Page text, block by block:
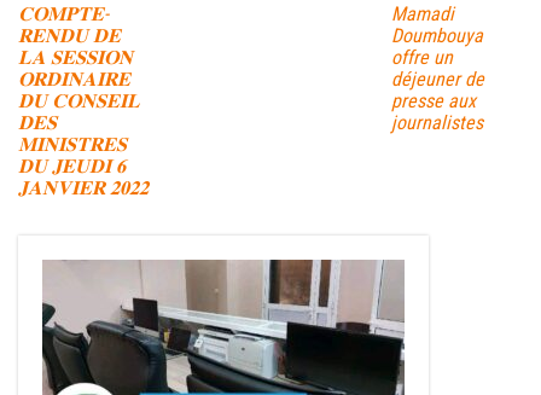
𝐂𝐎𝐌𝐏𝐓𝐄-
𝐑𝐄𝐍𝐃𝐔 𝐃𝐄
𝐋𝐀 𝐒𝐄𝐒𝐒𝐈𝐎𝐍
𝐎𝐑𝐃𝐈𝐍𝐀𝐈𝐑𝐄
𝐃𝐔 𝐂𝐎𝐍𝐒𝐄𝐈𝐋
𝐃𝐄𝐒
𝐌𝐈𝐍𝐈𝐒𝐓𝐑𝐄𝐒
𝐃𝐔 𝐉𝐄𝐔𝐃𝐈 𝟔
𝐉𝐀𝐍𝐕𝐈𝐄𝐑 𝟐𝟎𝟐𝟐
Mamadi
Doumbouya
offre un
déjeuner de
presse aux
journalistes